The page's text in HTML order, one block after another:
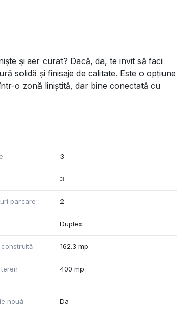
și aer curat? Dacă, da, te invit să faci
solidă și finisaje de calitate. Este o opțiune
o zonă liniștită, dar bine conectată cu
3
3
parcare 2
Duplex
162.3 mp
400 mp
nouă Da